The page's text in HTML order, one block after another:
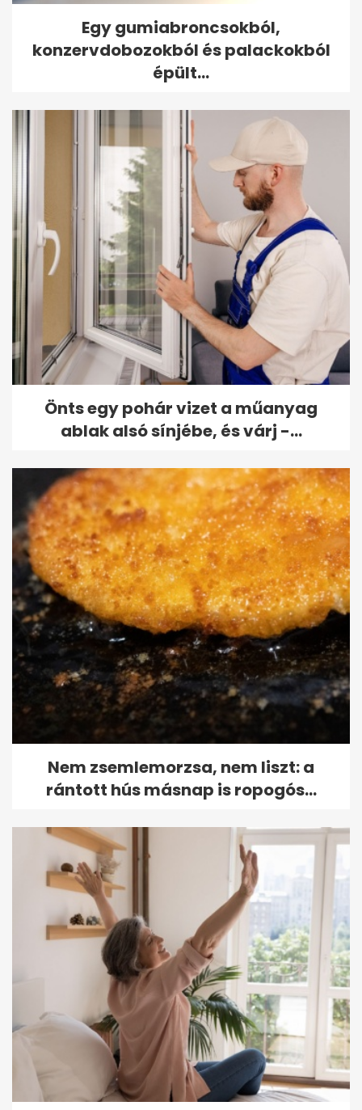
Egy gumiabroncsokból,
konzervdobozokból és palackokból
épült...
Önts egy pohár vizet a műanyag
ablak alsó sínjébe, és várj -...
Nem zsemlemorzsa, nem liszt: a
rántott hús másnap is ropogós...